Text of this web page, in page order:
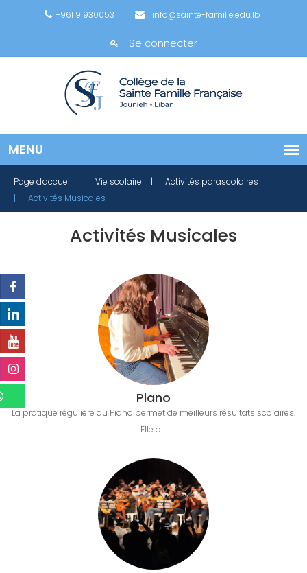
+961 9 930053 info@sainte-famille.edu.lb
Se connecter
Page d'accueil | Vie scolaire
| Activités parascolaires
| Activités Musicales
Activités Musicales
Piano
La pratique régulière du Piano permet de meilleurs résultats scolaires.
Elle ai...